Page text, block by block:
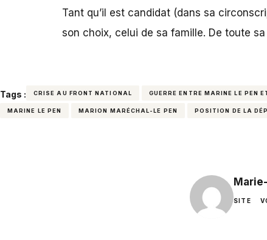
Tant qu’il est candidat (dans sa
son choix, celui de sa famille. De toute
Tags : CRISE AU FRONT NATIONAL GUERRE ENTRE MARINE LE PEN
MARINE LE PEN MARION MARÉCHAL-LE PEN POSITION DE LA
SITE